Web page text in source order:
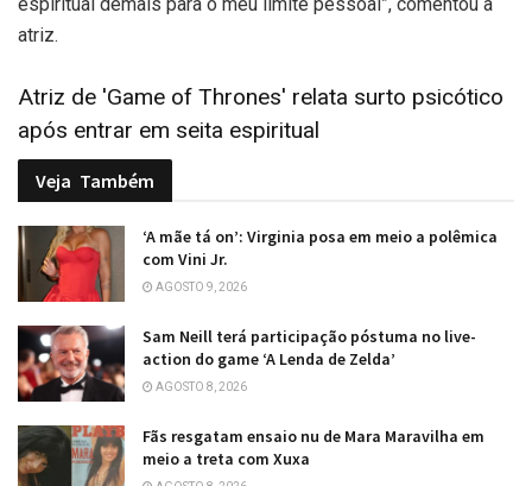
atriz.
Atriz de 'Game of Thrones' relata surto psicótico
após entrar em seita espiritual
Veja Também
‘A mãe tá on’: Virginia posa em meio a polêmica
com Vini Jr.
AGOSTO 9, 2026
Sam Neill terá participação póstuma no live-
action do game ‘A Lenda de Zelda’
AGOSTO 8, 2026
Fãs resgatam ensaio nu de Mara Maravilha em
meio a treta com Xuxa